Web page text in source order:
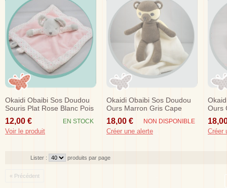
Okaidi Obaibi Sos Doudou
Souris Plat Rose Blanc Pois
12,00 € EN STOCK
Voir le produit
Okaidi Obaibi Sos Doudou
Ours Marron Gris Cape
First Hero
18,00 € NON DISPONIBLE
Créer une alerte
Ours
Pois
Créer
Lister : produits par page
« Précédent